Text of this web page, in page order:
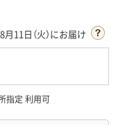
11日（火）にお届け
指定 利用可